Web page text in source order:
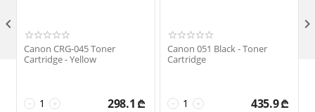
Canon CRG-045 Toner
Cartridge - Yellow
+
− 298.1 ₾
Canon 051 Black - Toner
Cartridge
+
− 435.9₾
 